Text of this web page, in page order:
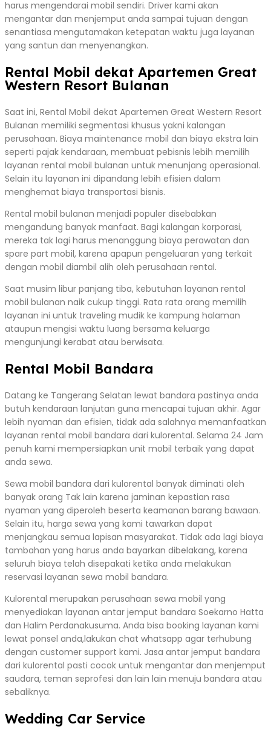
harus mengendarai mobil sendiri. Driver kami akan
mengantar dan menjemput anda sampai tujuan dengan
senantiasa mengutamakan ketepatan waktu juga layanan
yang santun dan menyenangkan.
Rental Mobil dekat Apartemen Great
Western Resort Bulanan
Saat ini, Rental Mobil dekat Apartemen Great Western Resort
Bulanan memiliki segmentasi khusus yakni kalangan
perusahaan. Biaya maintenance mobil dan biaya ekstra lain
seperti pajak kendaraan, membuat pebisnis lebih memilih
layanan rental mobil bulanan untuk menunjang operasional.
Selain itu layanan ini dipandang lebih efisien dalam
menghemat biaya transportasi bisnis.
Rental mobil bulanan menjadi populer disebabkan
mengandung banyak manfaat. Bagi kalangan korporasi,
mereka tak lagi harus menanggung biaya perawatan dan
spare part mobil, karena apapun pengeluaran yang terkait
dengan mobil diambil alih oleh perusahaan rental.
Saat musim libur panjang tiba, kebutuhan layanan rental
mobil bulanan naik cukup tinggi. Rata rata orang memilih
layanan ini untuk traveling mudik ke kampung halaman
ataupun mengisi waktu luang bersama keluarga
mengunjungi kerabat atau berwisata.
Rental Mobil Bandara
Datang ke Tangerang Selatan lewat bandara pastinya anda
butuh kendaraan lanjutan guna mencapai tujuan akhir. Agar
lebih nyaman dan efisien, tidak ada salahnya memanfaatkan
layanan rental mobil bandara dari kulorental. Selama 24 Jam
penuh kami mempersiapkan unit mobil terbaik yang dapat
anda sewa.
Sewa mobil bandara dari kulorental banyak diminati oleh
banyak orang Tak lain karena jaminan kepastian rasa
nyaman yang diperoleh beserta keamanan barang bawaan.
Selain itu, harga sewa yang kami tawarkan dapat
menjangkau semua lapisan masyarakat. Tidak ada lagi biaya
tambahan yang harus anda bayarkan dibelakang, karena
seluruh biaya telah disepakati ketika anda melakukan
reservasi layanan sewa mobil bandara.
Kulorental merupakan perusahaan sewa mobil yang
menyediakan layanan antar jemput bandara Soekarno Hatta
dan Halim Perdanakusuma. Anda bisa booking layanan kami
lewat ponsel anda,lakukan chat whatsapp agar terhubung
dengan customer support kami. Jasa antar jemput bandara
dari kulorental pasti cocok untuk mengantar dan menjemput
saudara, teman seprofesi dan lain lain menuju bandara atau
sebaliknya.
Wedding Car Service